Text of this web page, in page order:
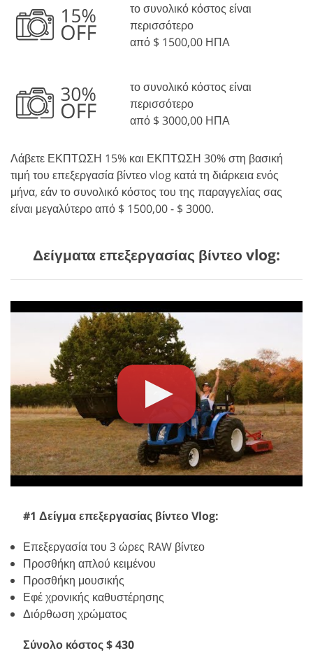
το συνολικό κόστος είναι
περισσότερο
από $ 1500,00 ΗΠΑ
το συνολικό κόστος είναι
περισσότερο
από $ 3000,00 ΗΠΑ
Λάβετε ΕΚΠΤΩΣΗ 15% και ΕΚΠΤΩΣΗ 30% στη βασική
τιμή του επεξεργασία βίντεο vlog κατά τη διάρκεια ενός
μήνα, εάν το συνολικό κόστος του της παραγγελίας σας
είναι μεγαλύτερο από $ 1500,00 - $ 3000.
Δείγματα επεξεργασίας βίντεο vlog:
#1 Δείγμα επεξεργασίας βίντεο Vlog:
Επεξεργασία του 3 ώρες RAW βίντεο
Προσθήκη απλού κειμένου
Προσθήκη μουσικής
Εφέ χρονικής καθυστέρησης
Διόρθωση χρώματος
Σύνολο κόστος $ 430